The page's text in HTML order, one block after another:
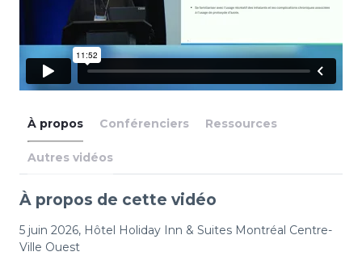
À propos Conférenciers Ressources
Autres vidéos
À propos de cette vidéo
5 juin 2026, Hôtel Holiday Inn & Suites Montréal Centre-
Ville Ouest